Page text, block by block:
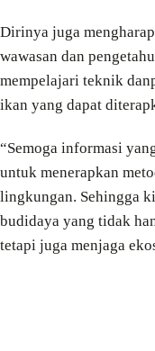
Dirinya juga
wawasan dan
mempelajari teknik
ikan yang dapat
“Semoga informasi
untuk menerapkan
lingkungan. Sehingga
budidaya yang tidak
tetapi juga menjaga